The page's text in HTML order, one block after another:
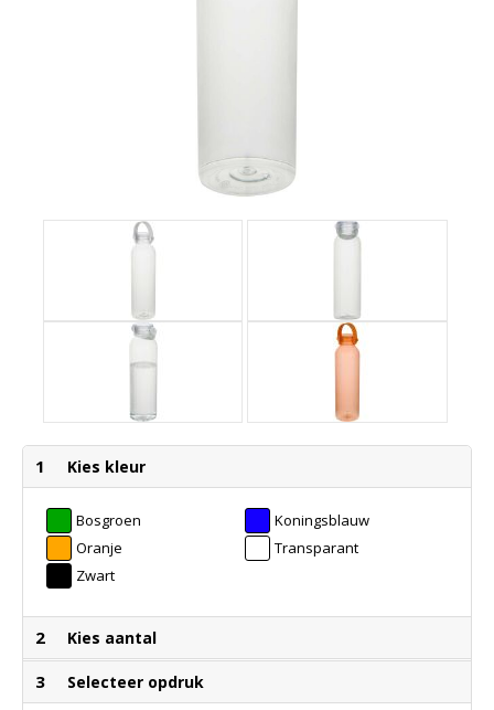
1 Kies kleur
Bosgroen
Koningsblauw
Oranje
Transparant
Zwart
2 Kies aantal
3 Selecteer opdruk